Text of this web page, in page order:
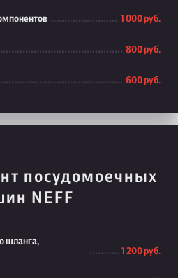
1 000 руб.
800 руб.
600 руб.
посудомоечных
NEFF
шланга,
1 200 руб.